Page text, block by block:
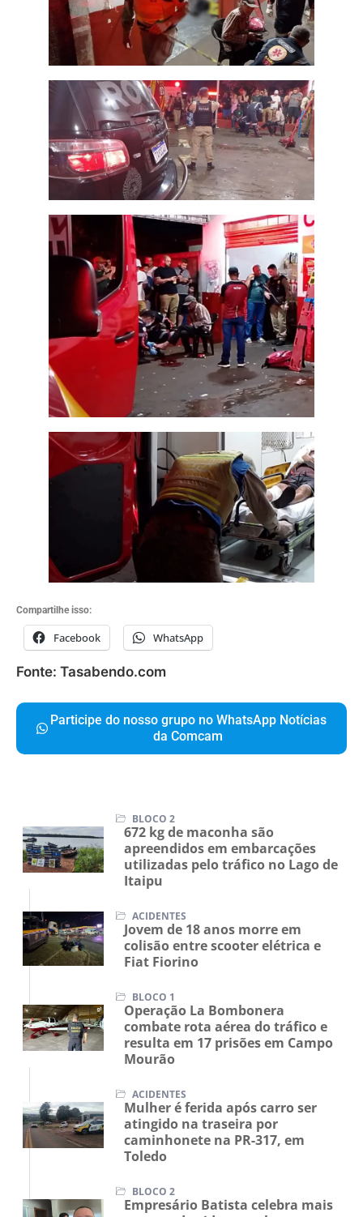
Compartilhe isso:
Participe do nosso grupo no WhatsApp Notícias
da Comcam
BLOCO 2
672 kg de maconha são
apreendidos em embarcações
utilizadas pelo tráfico no Lago de
ACIDENTES
Jovem de 18 anos morre em
colisão entre scooter elétrica e
BLOCO 1
Operação La Bombonera
combate rota aérea do tráfico e
resulta em 17 prisões em Campo
ACIDENTES
Mulher é ferida após carro ser
atingido na traseira por
caminhonete na PR-317, em
BLOCO 2